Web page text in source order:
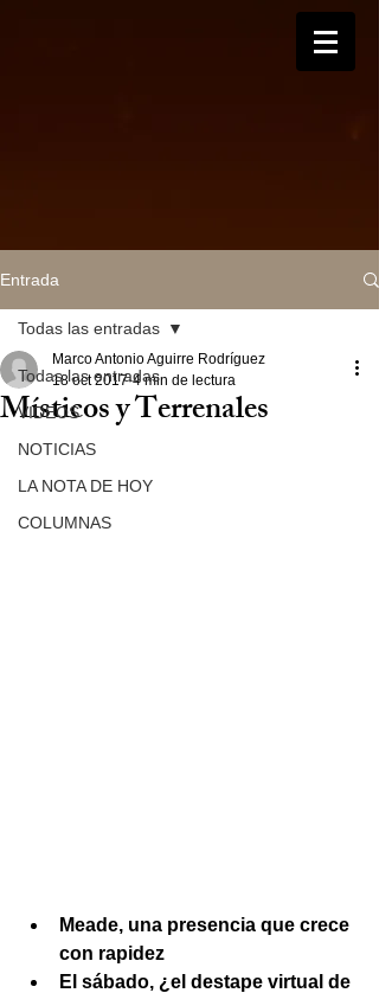
Entrada
Todas las entradas
VIDEOS
NOTICIAS
LA NOTA DE HOY
COLUMNAS
Todas las entradas
Místicos y Terrenales
Marco Antonio Aguirre Rodríguez
18 oct 2017 4 min de lectura
Meade, una presencia que crece
con rapidez
El sábado, ¿el destape virtual de